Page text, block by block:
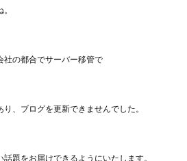
社の都合でサーバー移管で
、ブログを更新できませんでした。
題をお届けできるようにいたします。